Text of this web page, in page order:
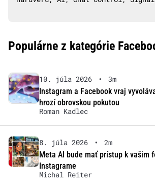
Populárne z kategórie
10. júla 2026 •
3m
Instagram a Facebook vraj
hrozí obrovskou pokutou
Roman Kadlec
8. júla 2026 •
2m
Meta AI bude mať prístup k vašim
Instagrame
Michal Reiter